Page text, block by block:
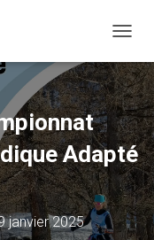
Adapté
janvier 2025